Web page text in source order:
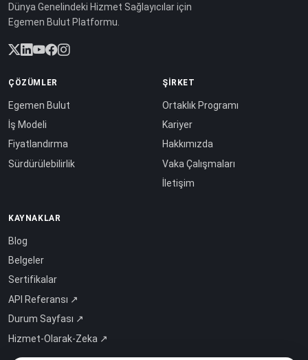
Dünya Genelindeki Hizmet Sağlayıcılar için
Egemen Bulut Platformu.
ÇÖZÜMLER
Egemen Bulut
İş Modeli
Fiyatlandırma
Sürdürülebilirlik
ŞIRKET
Ortaklık Programı
Kariyer
Hakkımızda
Vaka Çalışmaları
İletişim
KAYNAKLAR
Blog
Belgeler
Sertifikalar
API Referansı ↗
Durum Sayfası ↗
Hizmet-Olarak-Zeka ↗